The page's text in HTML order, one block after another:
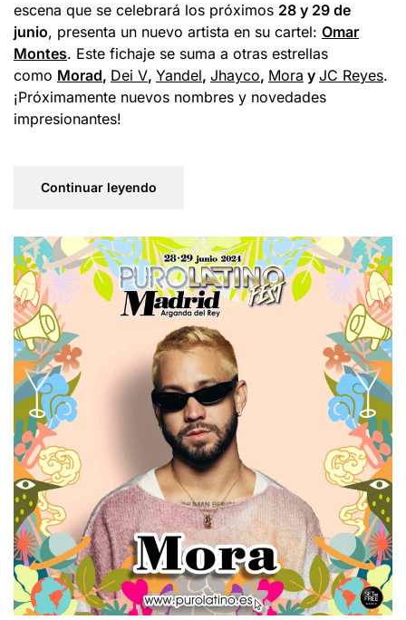
escena que se celebrará los próximos 28 y 29 de
junio, presenta un nuevo artista en su cartel: Omar
Montes. Este fichaje se suma a otras estrellas
como Morad, Dei V, Yandel, Jhayco, Mora y JC Reyes.
¡Próximamente nuevos nombres y novedades
impresionantes!
Continuar leyendo